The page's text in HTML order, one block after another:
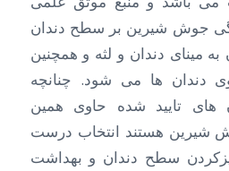
جوش شیرین بر سطح دندان
مینای دندان و لثه و همچنین
دندان ها می شود. چنانچه
های تایید شده حاوی همین
شیرین هستند انتخاب درست
سطح دندان و بهداشت